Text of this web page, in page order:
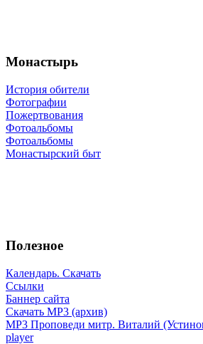
Монастырь
История обители
Фотографии
Пожертвования
Фотоальбомы
Фотоальбомы
Монастырский быт
Полезное
Календарь. Скачать
Ссылки
Баннер сайта
Скачать MP3 (архив)
MP3 Проповеди митр. Виталий
player